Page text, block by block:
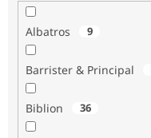
Albatros 9
Barrister & Principal
Biblion 36